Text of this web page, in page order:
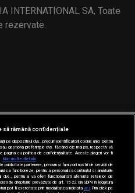
INTERNATIONAL SA, Toate
rezervate.
să rămână confidențiale
pe dispozitivul dvs., precum identificatorii cookie unici pentru
gestiona preferințele dvs. făcând clic mai jos, respectiv vă
pagina cu politica de confidențialitate. Aceste alegeri vor fi
Mai multe detalii
publicitate partenere, precum si furnizorii nostri de servicii de
sa functioneze, pentru a personaliza continutul si anunturile
dvs., pentru a va oferi functionalitati aferente retelelor de
de drepturile prevazute de art. 15-22 din GDPR in legatura
pot fi exercitate prin modalitatea indicataaici . Prin click pe